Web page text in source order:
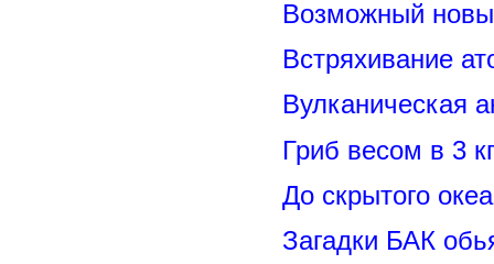
Возможный
Встряхивание
Вулканическая
Гриб весом в 3
До скрытого
Загадки БАК